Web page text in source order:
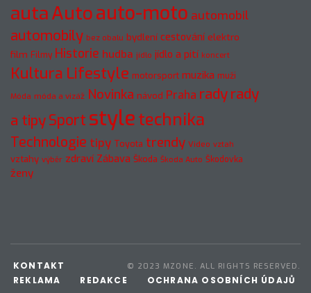
autaAutoauto-moto automobil
automobily bez obalu bydlení cestování elektro
film Filmy Historie hudba jídlo jídlo a pití koncert
Kultura Lifestyle motorsport muzika muži
Móda móda a vizáž Novinka návod Praha radyrady
a tipySport styletechnika
Technologie tipy Toyota trendy Video vztah
vztahy výběr zdraví Zábava Škoda Škoda Auto Škodovka
ženy
© 2023 MZONE. ALL RIGHTS RESERVED.
KONTAKT
REKLAMA
REDAKCE OCHRANA OSOBNÍCH ÚDAJŮ